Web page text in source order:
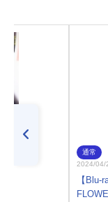
通常
2024/04/
【